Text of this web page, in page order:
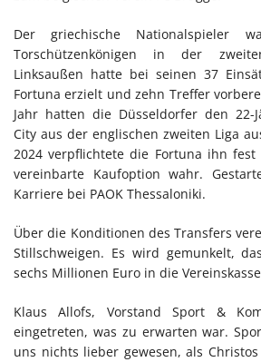
Der griechische Nationalspieler
Torschützenkönigen in der
Linksaußen hatte bei seinen 37
Fortuna erzielt und zehn Treffer
Jahr hatten die Düsseldorfer den 22-
City aus der englischen zweiten Liga
2024 verpflichtete die Fortuna ihn
vereinbarte Kaufoption wahr.
Karriere bei PAOK Thessaloniki.
Über die Konditionen des Transfers
Stillschweigen. Es wird gemunkelt,
sechs Millionen Euro in die
Klaus Allofs, Vorstand Sport &
eingetreten, was zu erwarten war.
uns nichts lieber gewesen, als